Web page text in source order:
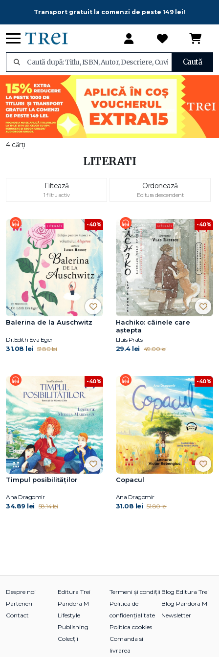
Transport gratuit la comenzi de peste 149 lei!
Caută
4 cărți
LITERATI
Filtează
1 filtru activ
Ordonează
Editura descendent
-40%
Balerina de la Auschwitz
Dr.Edith Eva Eger
31.08 lei 51.80 lei
-40%
Hachiko: câinele care
aştepta
Lluís Prats
29.4 lei 49.00 lei
-40%
Timpul posibilităților
Ana Dragomir
34.89 lei 58.14 lei
-40%
Copacul
Ana Dragomir
31.08 lei 51.80 lei
Despre noi
Parteneri
Contact
Editura Trei
Pandora M
Lifestyle
Publishing
Colecții
Termeni și condiții
Politica de
confidențialitate
Politica cookies
Comanda si
livrarea
Blog Editura Trei
Blog Pandora M
Newsletter